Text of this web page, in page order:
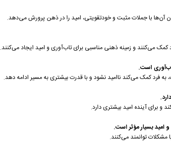
آن‌ها با جملات مثبت و خودتقویتی، امید را در ذهن پرورش می‌دهد.
می‌کنند و زمینه ذهنی مناسبی برای تاب‌آوری و امید ایجاد می‌کنند.
است.
کمک می‌کند ناامید نشود و با قدرت بیشتری به مسیر ادامه دهد.
و برای آینده امید بیشتری دارد.
امید بسیار مؤثر است.
مشکلات توانمند می‌کنند.